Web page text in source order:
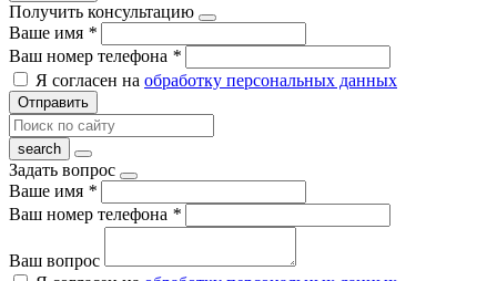
Получить консультацию
Ваше имя *
Ваш номер телефона *
Я согласен на обработку персональных данных
Отправить
Задать вопрос
Ваше имя *
Ваш номер телефона *
Ваш вопрос